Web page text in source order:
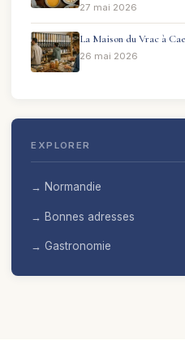
27 mai 2026
La Maison du Vrac à
26 mai 2026
EXPLORER
→ Normandie
→ Bonnes adresses
→ Gastronomie